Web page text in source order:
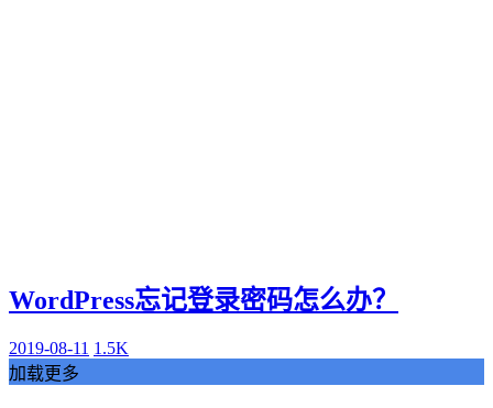
WordPress忘记登录密码怎么办？
2019-08-11 1.5K
加载更多